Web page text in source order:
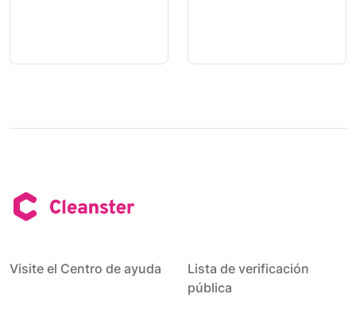
Visite el Centro de ayuda
Lista de verificación
pública